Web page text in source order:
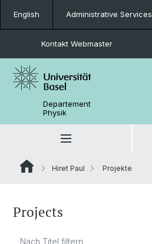
English Administrative Services
Kontakt Webmaster
Departement
Physik
Hiret Paul Projekte
Projects